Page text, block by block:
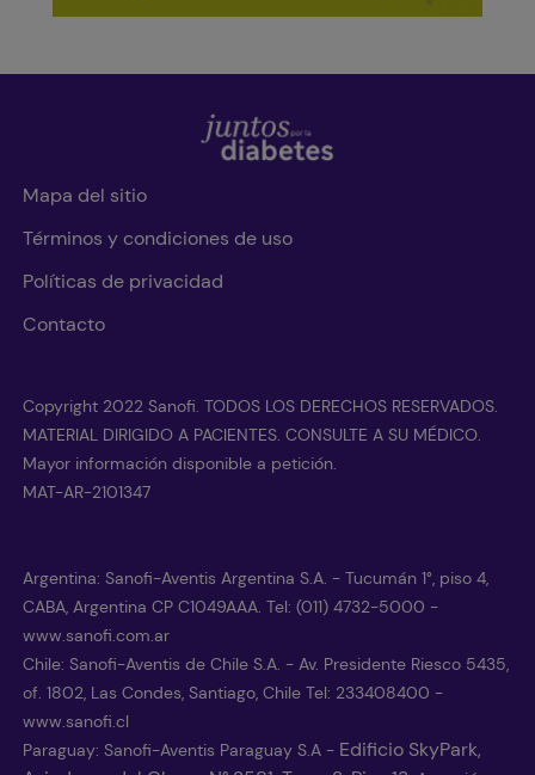
Mapa del sitio
Términos y condiciones de uso
Políticas de privacidad
Contacto
Copyright 2022 Sanofi. TODOS LOS DERECHOS RESERVADOS.
MATERIAL DIRIGIDO A PACIENTES. CONSULTE A SU MÉDICO.
Mayor información disponible a petición.
MAT-AR-2101347
Argentina: Sanofi-Aventis Argentina S.A. - Tucumán 1°, piso 4,
CABA, Argentina CP C1049AAA. Tel: (011) 4732-5000 -
www.sanofi.com.ar
Chile: Sanofi-Aventis de Chile S.A. - Av. Presidente Riesco 5435,
of. 1802, Las Condes, Santiago, Chile Tel: 233408400 -
www.sanofi.cl
Paraguay: Sanofi-Aventis Paraguay S.A - Edificio SkyPark,